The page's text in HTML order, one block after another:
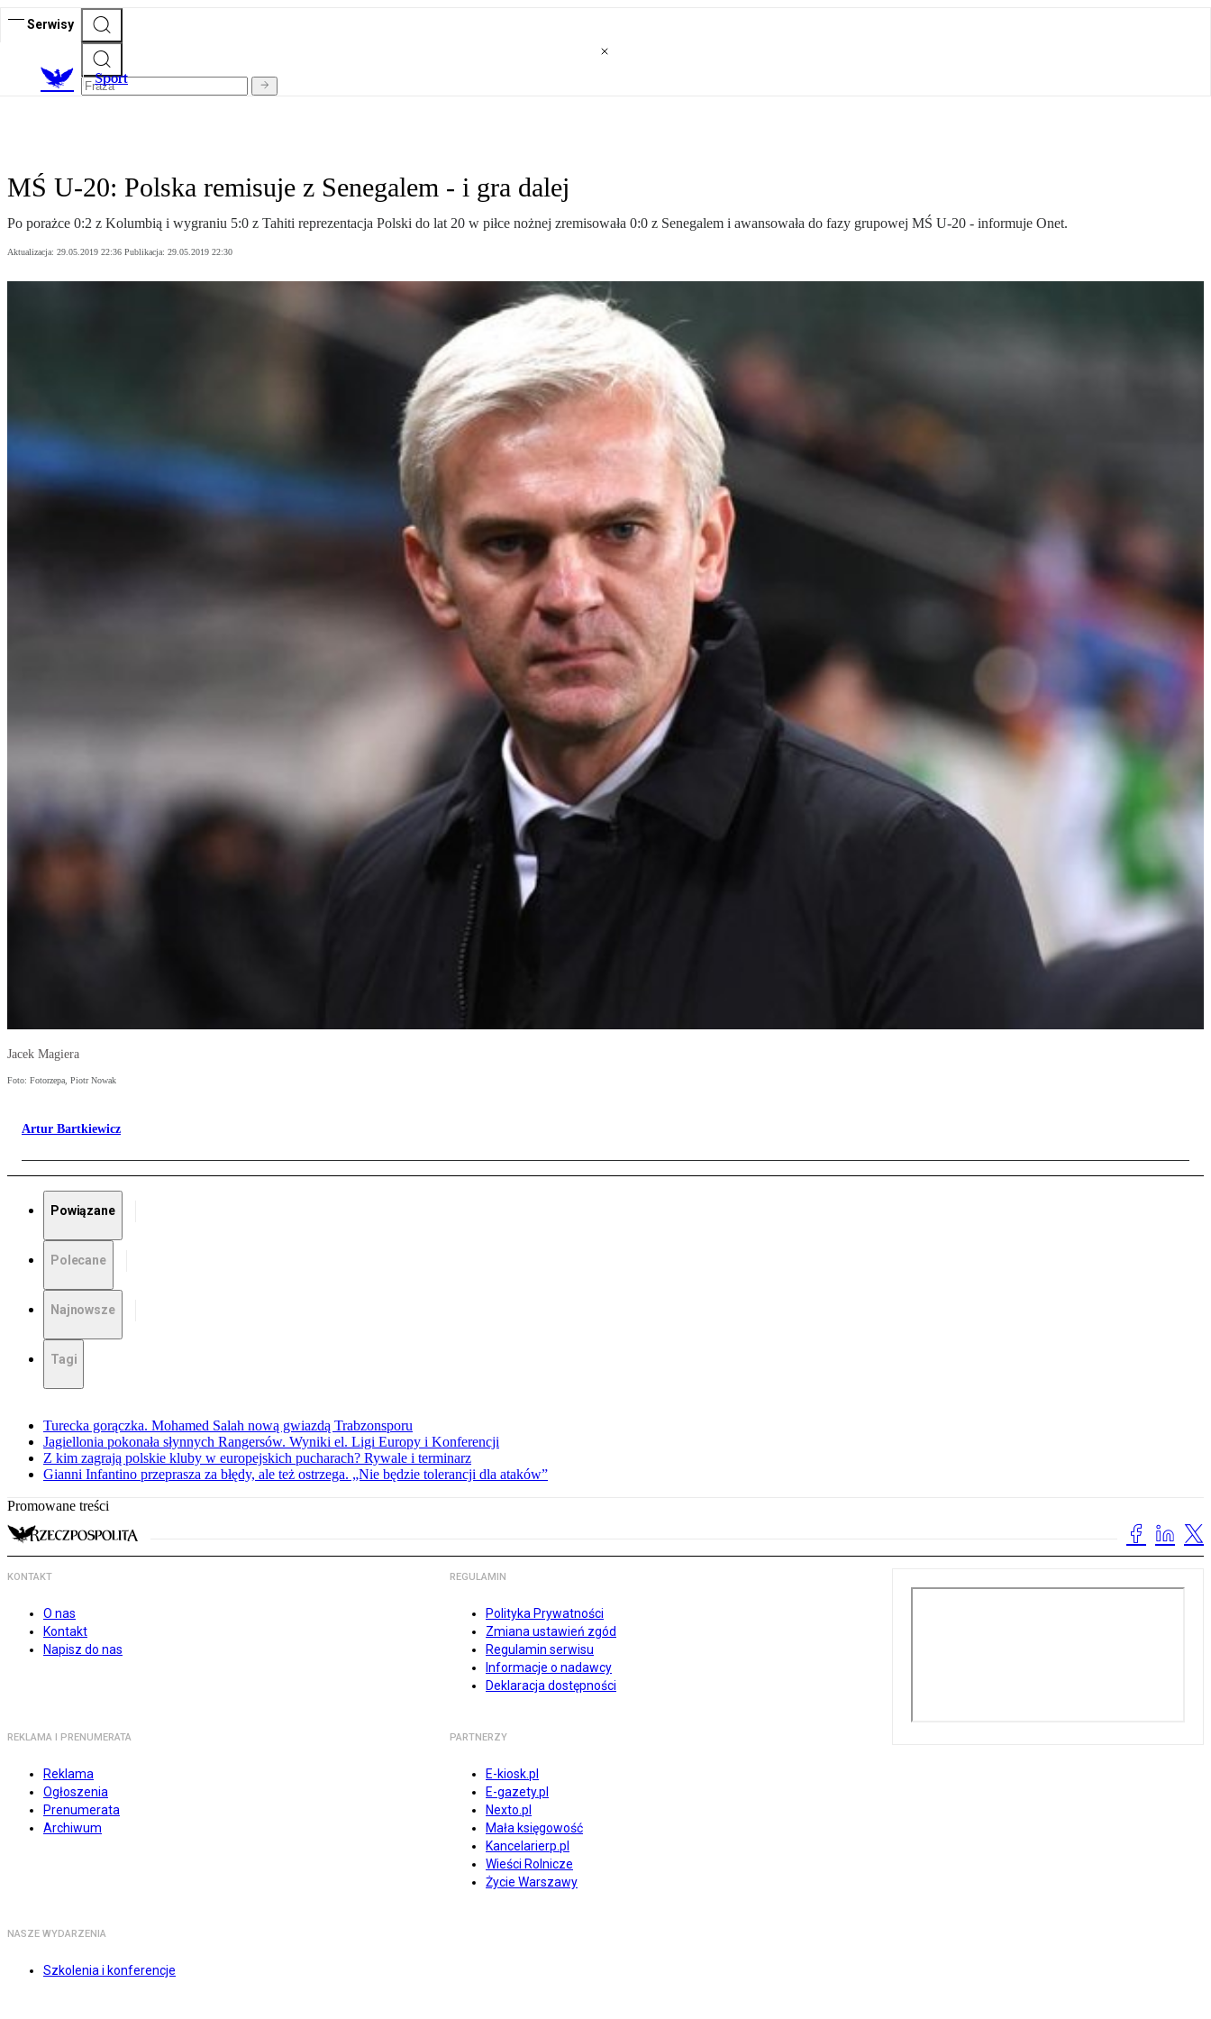
Serwisy
Sport
MŚ U-20: Polska remisuje z Senegalem - i gra dalej
Po porażce 0:2 z Kolumbią i wygraniu 5:0 z Tahiti reprezentacja Polski do lat 20 w piłce nożnej zremisowała 0:0 z Senegalem i awansowała do fazy grupowej MŚ U-20 - informuje Onet.
Aktualizacja: 29.05.2019 22:36 Publikacja: 29.05.2019 22:30
Jacek Magiera
Foto: Fotorzepa, Piotr Nowak
Artur Bartkiewicz
Powiązane
Polecane
Najnowsze
Tagi
Turecka gorączka. Mohamed Salah nową gwiazdą Trabzonsporu
Jagiellonia pokonała słynnych Rangersów. Wyniki el. Ligi Europy i Konferencji
Z kim zagrają polskie kluby w europejskich pucharach? Rywale i terminarz
Gianni Infantino przeprasza za błędy, ale też ostrzega. „Nie będzie tolerancji dla ataków”
Promowane treści
KONTAKT
O nas
Kontakt
Napisz do nas
REGULAMIN
Polityka Prywatności
Zmiana ustawień zgód
Regulamin serwisu
Informacje o nadawcy
Deklaracja dostępności
REKLAMA I PRENUMERATA
Reklama
Ogłoszenia
Prenumerata
Archiwum
PARTNERZY
E-kiosk.pl
E-gazety.pl
Nexto.pl
Mała księgowość
Kancelarierp.pl
Wieści Rolnicze
Życie Warszawy
NASZE WYDARZENIA
Szkolenia i konferencje